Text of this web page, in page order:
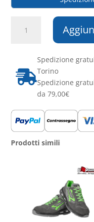
Réserve”
Stefanplast
Serbatoio
Trasparente
1.5

Spedizione
Torino
Spedizione
da 79,00€
Prodotti simili